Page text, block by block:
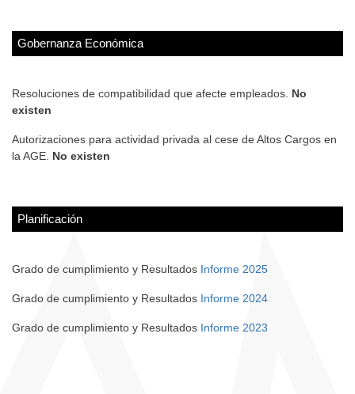
Gobernanza Económica
Resoluciones de compatibilidad que afecte empleados. No
existen
Autorizaciones para actividad privada al cese de Altos Cargos en
la AGE. No existen
Planificación
Grado de cumplimiento y Resultados Informe 2025
Grado de cumplimiento y Resultados Informe 2024
Grado de cumplimiento y Resultados Informe 2023